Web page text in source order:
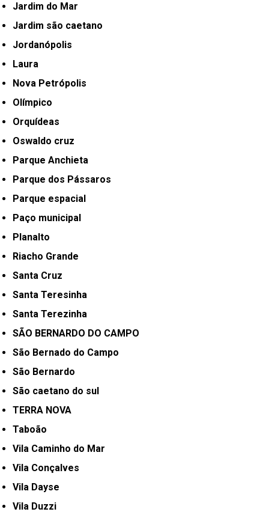
Jardim do Mar
Jardim são caetano
Jordanópolis
Laura
Nova Petrópolis
Olímpico
Orquídeas
Oswaldo cruz
Parque Anchieta
Parque dos Pássaros
Parque espacial
Paço municipal
Planalto
Riacho Grande
Santa Cruz
Santa Teresinha
Santa Terezinha
SÃO BERNARDO DO CAMPO
São Bernado do Campo
São Bernardo
São caetano do sul
TERRA NOVA
Taboão
Vila Caminho do Mar
Vila Conçalves
Vila Dayse
Vila Duzzi